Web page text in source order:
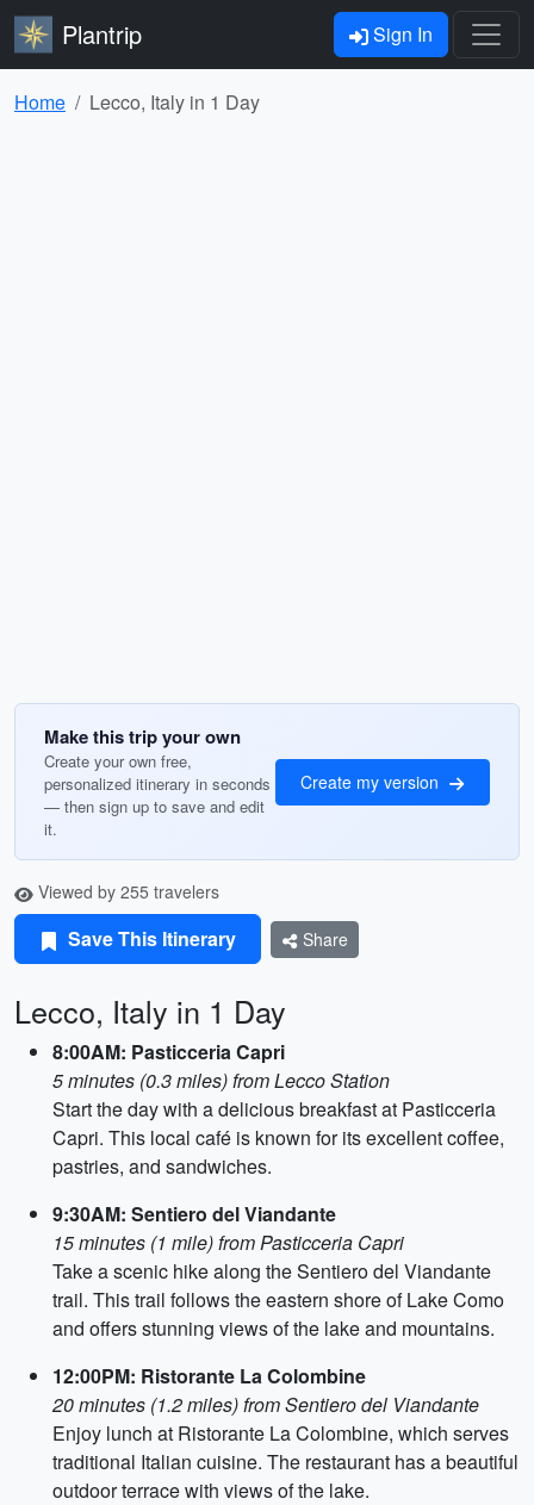
Plantrip Sign In
Home Lecco, Italy in 1 Day
Make this trip your own
Create your own free,
personalized itinerary in seconds
— then sign up to save and edit
it.
Create my version
Viewed by 255 travelers
Save This Itinerary Share
Lecco, Italy in 1 Day
8:00AM: Pasticceria Capri
5 minutes (0.3 miles) from Lecco Station
Start the day with a delicious breakfast at Pasticceria
Capri. This local café is known for its excellent coffee,
pastries, and sandwiches.
9:30AM: Sentiero del Viandante
15 minutes (1 mile) from Pasticceria Capri
Take a scenic hike along the Sentiero del Viandante
trail. This trail follows the eastern shore of Lake Como
and offers stunning views of the lake and mountains.
12:00PM: Ristorante La Colombine
20 minutes (1.2 miles) from Sentiero del Viandante
Enjoy lunch at Ristorante La Colombine, which serves
traditional Italian cuisine. The restaurant has a beautiful
outdoor terrace with views of the lake.